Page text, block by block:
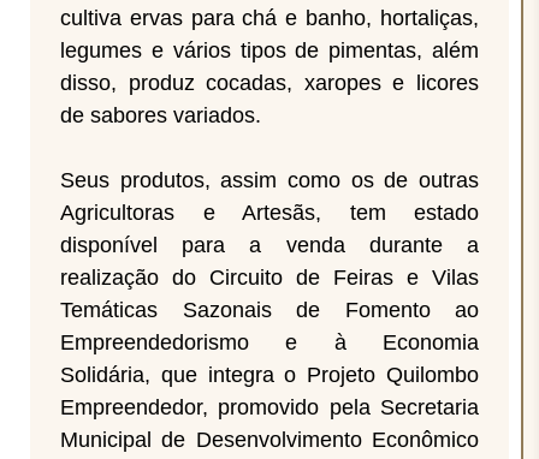
cultiva ervas para chá e banho, hortaliças,
legumes e vários tipos de pimentas, além
disso, produz cocadas, xaropes e licores
de sabores variados.
Seus produtos, assim como os de outras
Agricultoras e Artesãs, tem estado
disponível para a venda durante a
realização do Circuito de Feiras e Vilas
Temáticas Sazonais de Fomento ao
Empreendedorismo e à Economia
Solidária, que integra o Projeto Quilombo
Empreendedor, promovido pela Secretaria
Municipal de Desenvolvimento Econômico